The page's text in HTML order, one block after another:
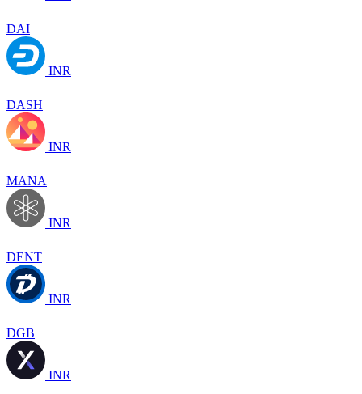
DAI
INR
DASH
INR
MANA
INR
DENT
INR
DGB
INR